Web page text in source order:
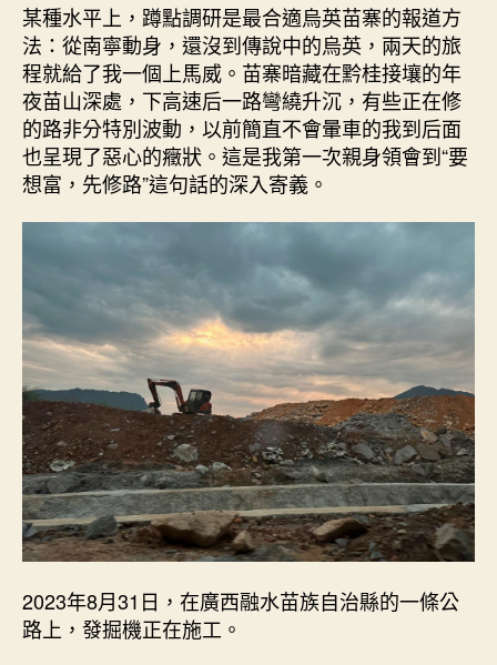
某種水平上，蹲點調研是最合適烏英苗寨的報道方
法：從南寧動身，還沒到傳說中的烏英，兩天的旅
程就給了我一個上馬威。苗寨暗藏在黔桂接壤的年
夜苗山深處，下高速后一路彎繞升沉，有些正在修
的路非分特別波動，以前簡直不會暈車的我到后面
也呈現了惡心的癥狀。這是我第一次親身領會到“要
想富，先修路”這句話的深入寄義。
2023年8月31日，在廣西融水苗族自治縣的一條公
路上，發掘機正在施工。